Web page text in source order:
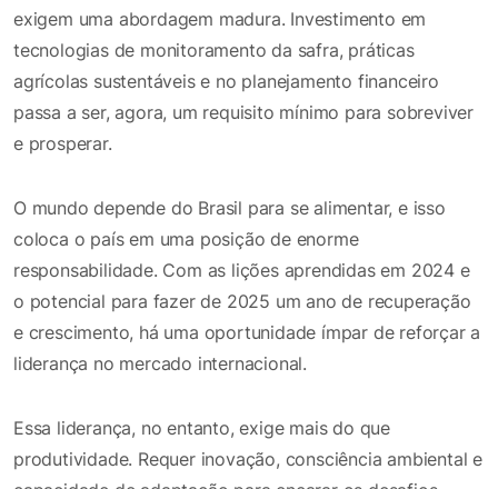
exigem uma abordagem madura. Investimento em
tecnologias de monitoramento da safra, práticas
agrícolas sustentáveis e no planejamento financeiro
passa a ser, agora, um requisito mínimo para sobreviver
e prosperar.
O mundo depende do Brasil para se alimentar, e isso
coloca o país em uma posição de enorme
responsabilidade. Com as lições aprendidas em 2024 e
o potencial para fazer de 2025 um ano de recuperação
e crescimento, há uma oportunidade ímpar de reforçar a
liderança no mercado internacional.
Essa liderança, no entanto, exige mais do que
produtividade. Requer inovação, consciência ambiental e